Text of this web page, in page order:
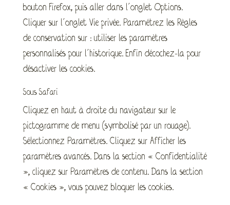
bouton Firefox, puis aller dans l’onglet Options.
Cliquer sur l’onglet Vie privée. Paramétrez les Règles
de conservation sur : utiliser les paramètres
personnalisés pour l’historique. Enfin décochez-la pour
désactiver les cookies.
Sous Safari
Cliquez en haut à droite du navigateur sur le
pictogramme de menu (symbolisé par un rouage).
Sélectionnez Paramètres. Cliquez sur Afficher les
paramètres avancés. Dans la section « Confidentialité
», cliquez sur Paramètres de contenu. Dans la section
« Cookies », vous pouvez bloquer les cookies.